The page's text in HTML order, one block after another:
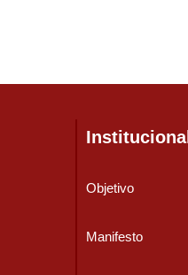
Institucional
Objetivo
Manifesto